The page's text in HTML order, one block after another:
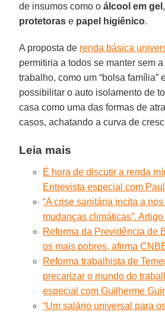
de insumos como oálcool em gel ,
protetoras e papel higiênico.
A proposta de renda básica
permitiria a todos se manter sem
trabalho, como um “bolsa família”
possibilitar o auto isolamento de
casa como uma das formas de
casos, achatando a curva de
Leia mais
É hora de discutir a renda
Entrevista especial com
“A crise sanitária incita a
mudanças climáticas”.
Reforma da Previdência de
os mais pobres, afirma
Reforma trabalhista de
precarizar o mundo do
especial com Guilherme
“Um salário universal para